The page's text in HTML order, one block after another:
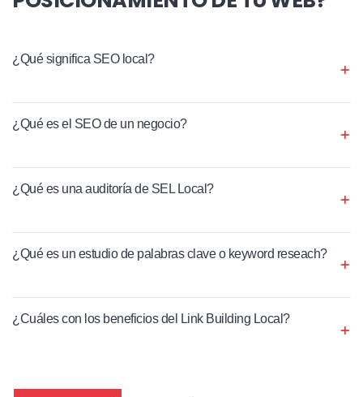
¿Qué significa SEO local?
¿Qué es el SEO de un negocio?
¿Qué es una auditoría de SEL Local?
¿Qué es un estudio de palabras clave o keyword reseach?
¿Cuáles con los beneficios del Link Building Local?